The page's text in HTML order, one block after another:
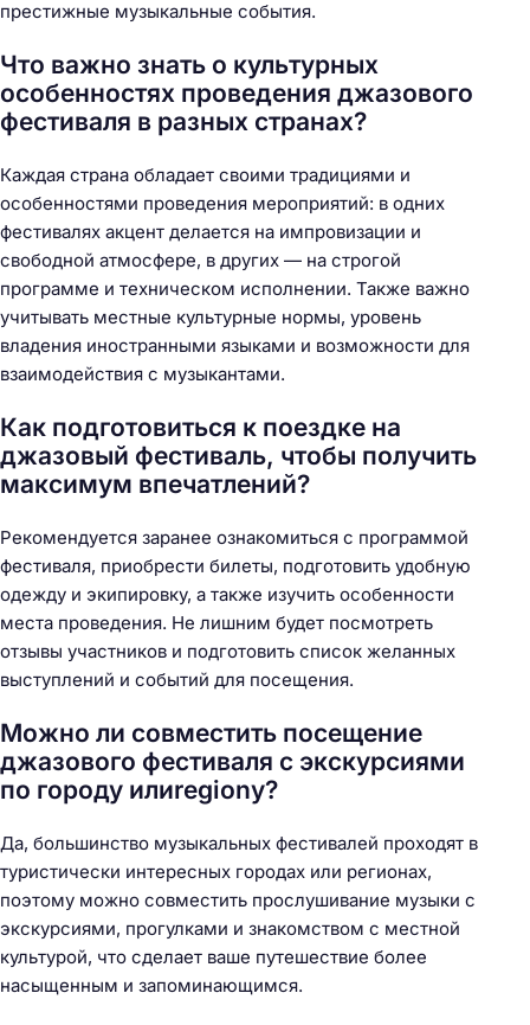
престижные музыкальные события.
Что важно знать о культурных
особенностях проведения джазового
фестиваля в разных странах?
Каждая страна обладает своими традициями и
особенностями проведения мероприятий: в одних
фестивалях акцент делается на импровизации и
свободной атмосфере, в других — на строгой
программе и техническом исполнении. Также важно
учитывать местные культурные нормы, уровень
владения иностранными языками и возможности для
взаимодействия с музыкантами.
Как подготовиться к поездке на
джазовый фестиваль, чтобы получить
максимум впечатлений?
Рекомендуется заранее ознакомиться с программой
фестиваля, приобрести билеты, подготовить удобную
одежду и экипировку, а также изучить особенности
места проведения. Не лишним будет посмотреть
отзывы участников и подготовить список желанных
выступлений и событий для посещения.
Можно ли совместить посещение
джазового фестиваля с экскурсиями
по городу илиregionу?
Да, большинство музыкальных фестивалей проходят в
туристически интересных городах или регионах,
поэтому можно совместить прослушивание музыки с
экскурсиями, прогулками и знакомством с местной
культурой, что сделает ваше путешествие более
насыщенным и запоминающимся.